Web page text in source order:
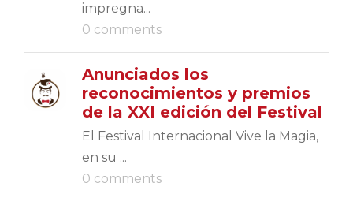
impregna...
0 comments
Anunciados los
reconocimientos y premios
de la XXI edición del Festival
El Festival Internacional Vive la Magia,
en su ...
0 comments